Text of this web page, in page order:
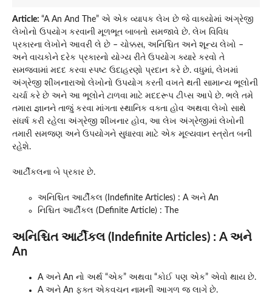
Article: “A An And The” એ એક વ્યાપક લેખ છે જે વાક્યોમાં અંગ્રેજી
લેખોનો ઉપયોગ કરવાની મૂળભૂત બાબતો સમજાવે છે. લેખ વિવિધ
પ્રકારના લેખોને આવરી લે છે – ચોક્કસ, અનિશ્ચિત અને શૂન્ય લેખો –
અને વાચકોને દરેક પ્રકારનો યોગ્ય રીતે ઉપયોગ ક્યારે કરવો તે
સમજવામાં મદદ કરવા સ્પષ્ટ ઉદાહરણો પ્રદાન કરે છે. વધુમાં, લેખમાં
અંગ્રેજી શીખનારાઓ લેખોનો ઉપયોગ કરતી વખતે થતી સામાન્ય ભૂલોની
ચર્ચા કરે છે અને આ ભૂલોને ટાળવા માટે મદદરૂપ ટીપ્સ આપે છે. ભલે તમે
તમારા જ્ઞાનને તાજું કરવા માંગતા સ્થાનિક વક્તા હોવ અથવા લેખો સાથે
સંઘર્ષ કરી રહેલા અંગ્રેજી શીખનાર હોવ, આ લેખ અંગ્રેજીમાં લેખોની
તમારી સમજણ અને ઉપયોગને સુધારવા માટે એક મૂલ્યવાન સ્ત્રોત બની
રહેશે.
આર્ટીકલના બે પ્રકાર છે.
અનિશ્ચિત આર્ટીકલ (Indefinite Articles) : A અને An
નિશ્ચિત આર્ટીકલ (Definite Article) : The
અનિશ્ચિત આર્ટીકલ (Indefinite Articles) : A અને
An
A અને An નો અર્થ “એક” અથવા “કોઈ પણ એક” એવો થાય છે.
A અને An ફક્ત એકવચન નામની આગળ જ લાગે છે.